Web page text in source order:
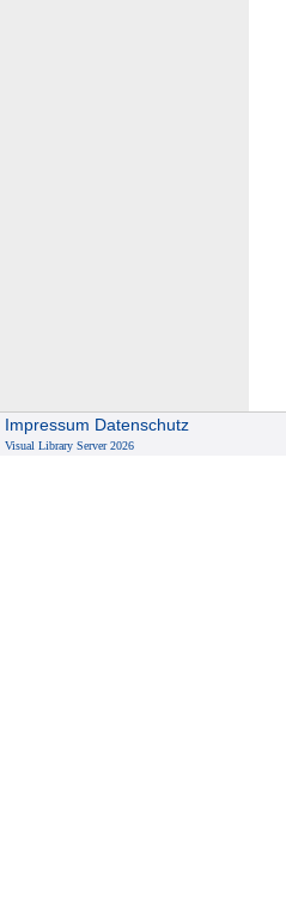
Impressum Datenschutz
Visual Library Server 2026